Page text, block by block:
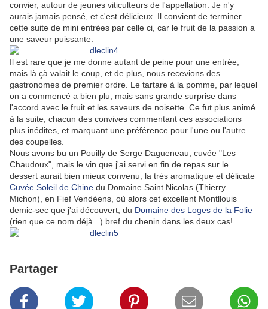
convier, autour de jeunes viticulteurs de l'appellation. Je n'y
aurais jamais pensé, et c'est délicieux. Il convient de terminer
cette suite de mini entrées par celle ci, car le fruit de la passion a
une saveur puissante.
Il est rare que je me donne autant de peine pour une entrée,
mais là çà valait le coup, et de plus, nous recevions des
gastronomes de premier ordre. Le tartare à la pomme, par lequel
on a commencé a bien plu, mais sans grande surprise dans
l'accord avec le fruit et les saveurs de noisette. Ce fut plus animé
à la suite, chacun des convives commentant ces associations
plus inédites, et marquant une préférence pour l'une ou l'autre
des coupelles.
Nous avons bu un Pouilly de Serge Dagueneau, cuvée "Les
Chaudoux", mais le vin que j'ai servi en fin de repas sur le
dessert aurait bien mieux convenu, la très aromatique et délicate
Cuvée Soleil de Chine du Domaine Saint Nicolas (Thierry
Michon), en Fief Vendéens, où alors cet excellent Montllouis
demic-sec que j'ai découvert, du Domaine des Loges de la Folie
(rien que ce nom déjà...) bref du chenin dans les deux cas!
Partager